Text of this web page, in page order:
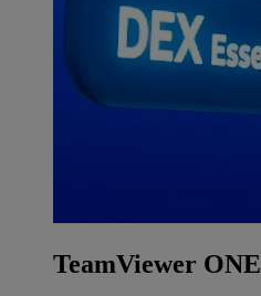
TeamViewer ONE